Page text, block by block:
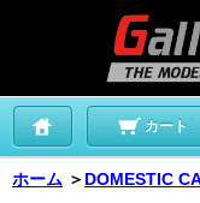
カート
ホーム ＞ DOMESTIC